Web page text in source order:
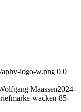
aphv-logo-w.png 0 0
Maassen2024-
wacken-85-